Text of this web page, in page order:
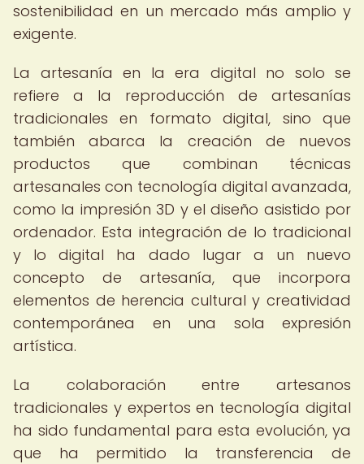
sostenibilidad en un mercado más amplio y
exigente.
La artesanía en la era digital no solo se
refiere a la reproducción de artesanías
tradicionales en formato digital, sino que
también abarca la creación de nuevos
productos que combinan técnicas
artesanales con tecnología digital avanzada,
como la impresión 3D y el diseño asistido por
ordenador. Esta integración de lo tradicional
y lo digital ha dado lugar a un nuevo
concepto de artesanía, que incorpora
elementos de herencia cultural y creatividad
contemporánea en una sola expresión
artística.
La colaboración entre artesanos
tradicionales y expertos en tecnología digital
ha sido fundamental para esta evolución, ya
que ha permitido la transferencia de